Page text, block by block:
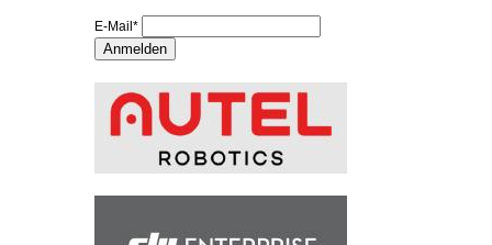
E-Mail*
Anmelden